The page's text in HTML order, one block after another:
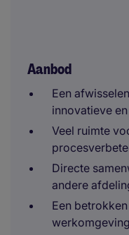
Aanbod
Een
innovatieve
Veel ruimte
Directe
andere
Een